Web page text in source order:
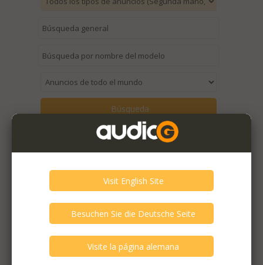
Anuncios antiguos en esta categoría >
Anuncios destacados